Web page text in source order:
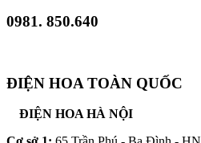
0981. 850.640
ĐIỆN HOA TOÀN QUỐC
ĐIỆN HOA HÀ NỘI